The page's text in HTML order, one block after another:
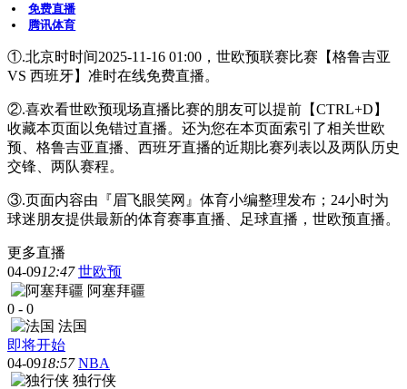
免费直播
腾讯体育
①.北京时时间2025-11-16 01:00，世欧预联赛比赛【格鲁吉亚
VS 西班牙】准时在线免费直播。
②.喜欢看世欧预现场直播比赛的朋友可以提前【CTRL+D】
收藏本页面以免错过直播。还为您在本页面索引了相关世欧
预、格鲁吉亚直播、西班牙直播的近期比赛列表以及两队历史
交锋、两队赛程。
③.页面内容由『眉飞眼笑网』体育小编整理发布；24小时为
球迷朋友提供最新的体育赛事直播、足球直播，世欧预直播。
更多直播
04-0912:47 世欧预
阿塞拜疆
0 - 0
法国
即将开始
04-0918:57 NBA
独行侠